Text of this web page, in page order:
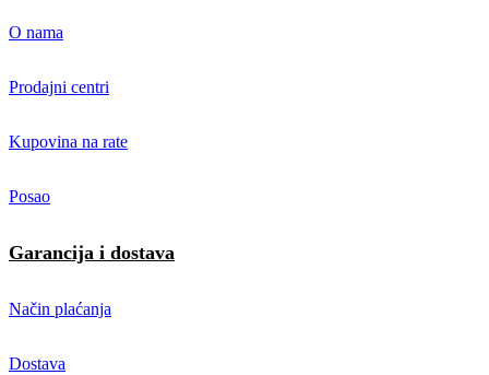
O nama
Prodajni centri
Kupovina na rate
Posao
Garancija i dostava
Način plaćanja
Dostava